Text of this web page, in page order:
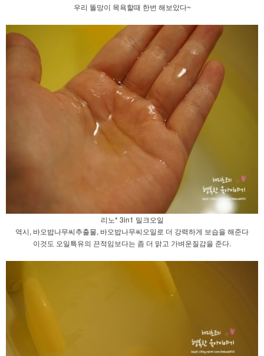
우리 똘망이 목욕할때 한번 해보았다~
리노* 3in1 밀크오일
역시, 바오밥나무씨추출물, 바오밥나무씨오일로 더 강력하게 보습을 해준다
이것도 오일특유의 끈적임보다는 좀 더 맑고 가벼운질감을 준다.